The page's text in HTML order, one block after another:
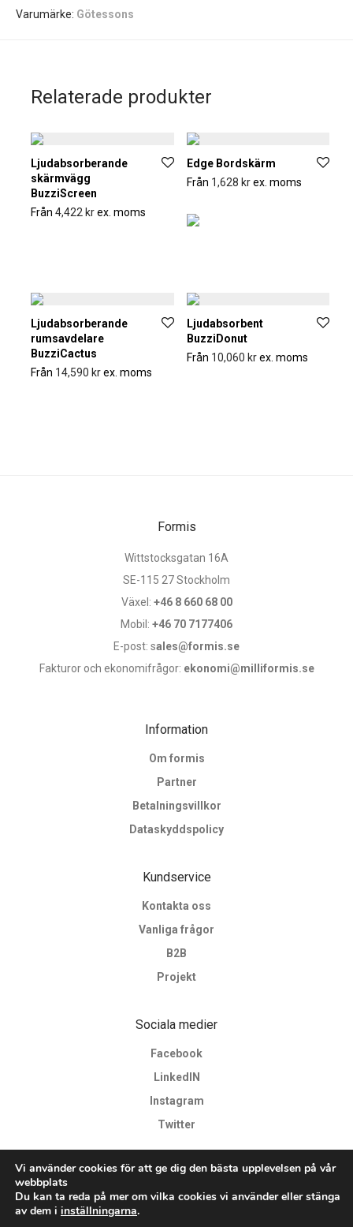
Varumärke: Götessons
Relaterade produkter
Ljudabsorberande
skärmvägg
BuzziScreen
Från 4,422 krex. moms
Edge Bordskärm
Från 1,628 krex. moms
Ljudabsorberande
rumsavdelare
BuzziCactus
Från 14,590 krex. moms
Ljudabsorbent
BuzziDonut
Från 10,060 krex. moms
Formis
Wittstocksgatan 16A
SE-115 27 Stockholm
Växel: +46 8 660 68 00
Mobil: +46 70 7177406
E-post: sales@formis.se
Fakturor och ekonomifrågor: ekonomi@milliformis.se
Information
Om formis
Partner
Betalningsvillkor
Dataskyddspolicy
Kundservice
Kontakta oss
Vanliga frågor
B2B
Projekt
Sociala medier
Facebook
LinkedIN
Instagram
Twitter
© 2026Copyright © Formis by Milliformis AB
Vi använder cookies för att ge dig den bästa upplevelsen på vår
webbplats
Du kan ta reda på mer om vilka cookies vi använder eller stänga
av dem i inställningarna.